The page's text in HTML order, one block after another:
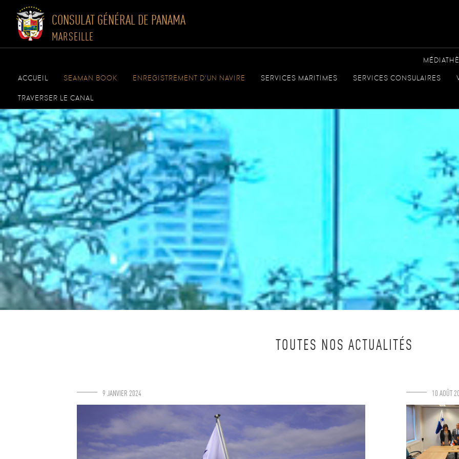
CONSULAT GÉNÉRAL DE PANAMA
MARSEILLE
ACCUEIL
SEAMAN BOOK ENREGISTREMENT D’UN NAVIRE SERVICES MARITIMES SERVICES CONSULAIRES
TRAVERSER LE CANAL
TOUTES NOS ACTUALITÉS
9 JANVIER 2024 10 AOÛT